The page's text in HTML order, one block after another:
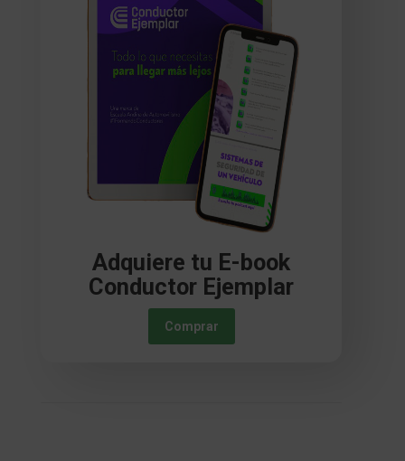
Adquiere tu E-book
Conductor Ejemplar
Comprar